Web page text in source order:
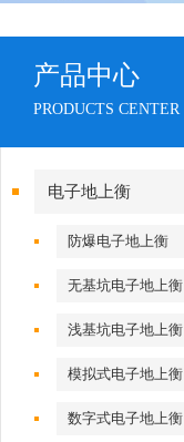
产品中心
PRODUCTS CENTER
电子地上衡
防爆电子地上衡
无基坑电子地上衡
浅基坑电子地上衡
模拟式电子地上衡
数字式电子地上衡